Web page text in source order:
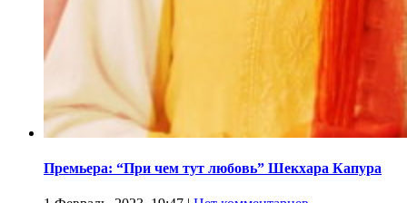
Премьера: “При чем тут любовь” Шекхара Капура